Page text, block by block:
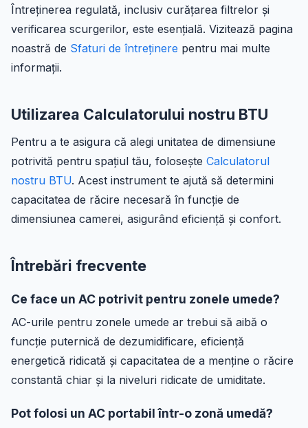
Întreținerea regulată, inclusiv curățarea filtrelor și
verificarea scurgerilor, este esențială. Vizitează pagina
noastră de Sfaturi de întreținere pentru mai multe
informații.
Utilizarea Calculatorului nostru BTU
Pentru a te asigura că alegi unitatea de dimensiune
potrivită pentru spațiul tău, folosește Calculatorul
nostru BTU. Acest instrument te ajută să determini
capacitatea de răcire necesară în funcție de
dimensiunea camerei, asigurând eficiență și confort.
Întrebări frecvente
Ce face un AC potrivit pentru zonele umede?
AC-urile pentru zonele umede ar trebui să aibă o
funcție puternică de dezumidificare, eficiență
energetică ridicată și capacitatea de a menține o răcire
constantă chiar și la niveluri ridicate de umiditate.
Pot folosi un AC portabil într-o zonă umedă?